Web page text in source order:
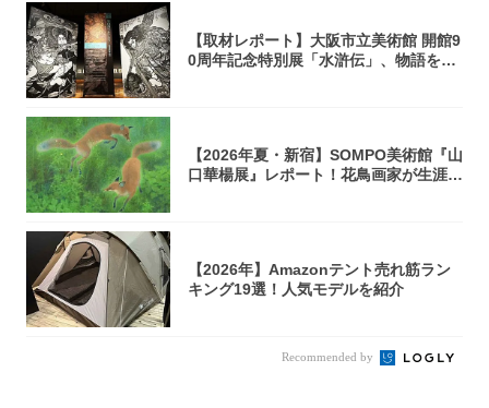
【取材レポート】大阪市立美術館 開館9
0周年記念特別展「水滸伝」、物語を知
【2026年夏・新宿】SOMPO美術館『山
口華楊展』レポート！花鳥画家が生涯描
【2026年】Amazonテント売れ筋ラン
キング19選！人気モデルを紹介
Recommended by